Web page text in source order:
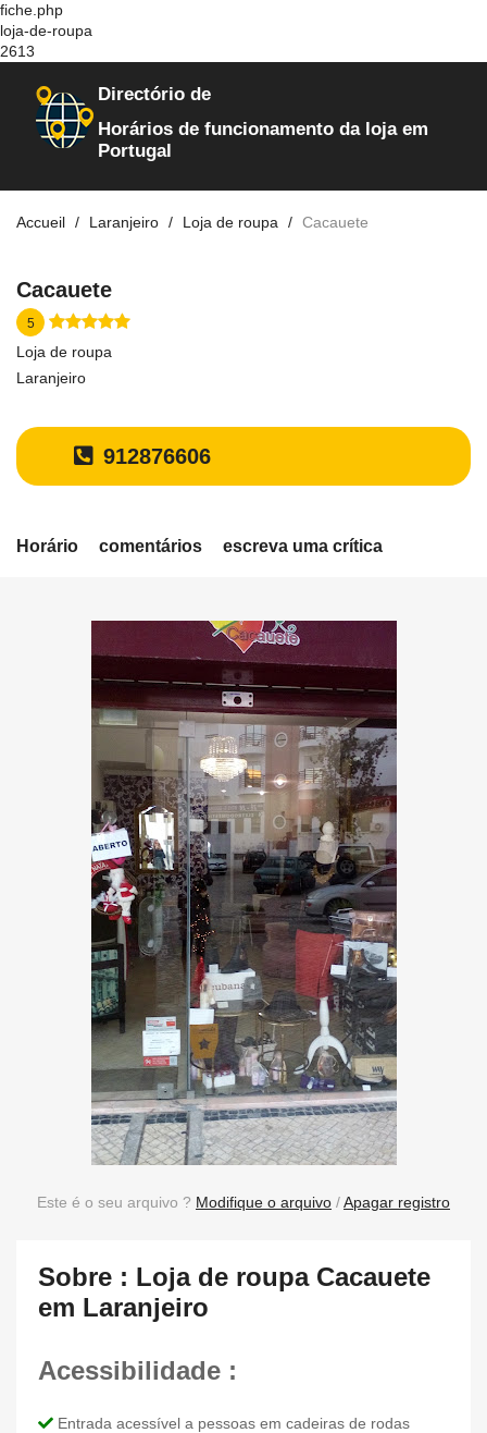
fiche.php
loja-de-roupa
2613
Directório de
Horários de funcionamento da loja em
Portugal
Accueil Laranjeiro Loja de roupa Cacauete
Cacauete
5
Loja de roupa
Laranjeiro
912876606
Horário comentários escreva uma crítica
Este é o seu arquivo ? Modifique o arquivo /Apagar registro
Sobre : Loja de roupa Cacauete
em Laranjeiro
Acessibilidade :
Entrada acessível a pessoas em cadeiras de rodas